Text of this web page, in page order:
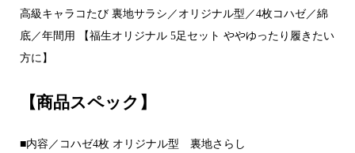
高級キャラコたび 裏地サラシ／オリジナル型／4枚コハゼ／綿
底／年間用 【福生オリジナル 5足セット ややゆったり履きたい
方に】
【商品スペック】
■内容／コハゼ4枚 オリジナル型 裏地さらし